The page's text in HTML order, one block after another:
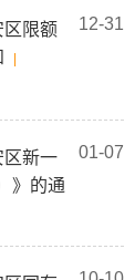
12-31
限额
|
01-07
区新一
》的通